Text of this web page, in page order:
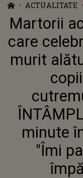
ACTUALITATE
Martorii
care
murit
minute
"Îmi